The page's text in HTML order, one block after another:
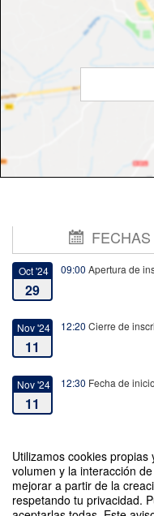
Utilizamos cookies
volumen y la interacción
mejorar a partir de la
respetando tu privacidad.
FECHAS
Oct '24
29
09:00 Apertura de
Nov '24
11
12:20 Cierre de
Nov '24
11
12:30 Fecha de inicio
11